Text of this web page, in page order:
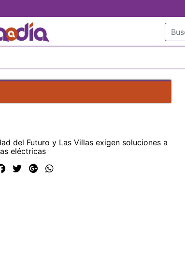
al
contenido
principal
del Futuro y Las Villas exigen soluciones a
eléctricas